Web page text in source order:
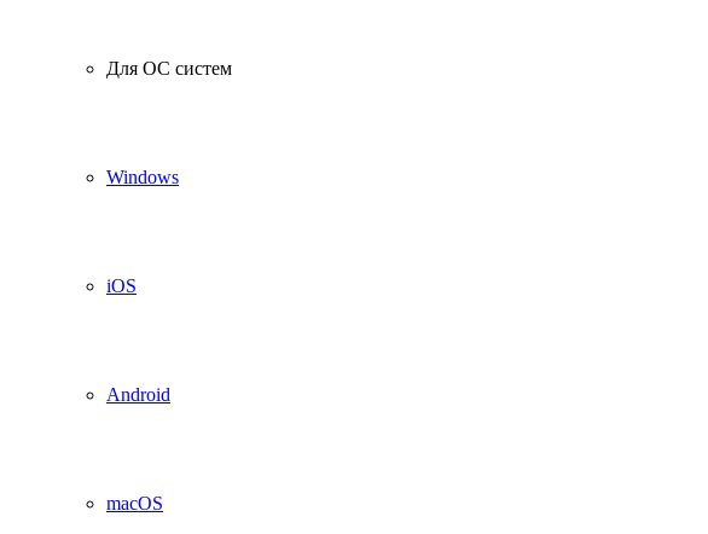
Для ОС систем
Windows
iOS
Android
macOS